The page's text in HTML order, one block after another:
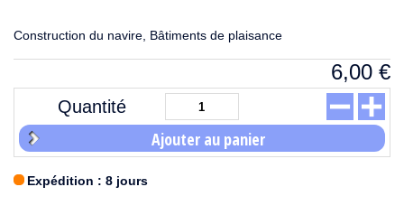
Construction du navire, Bâtiments de plaisance
6,00 €
Quantité
Ajouter au panier
Expédition : 8 jours